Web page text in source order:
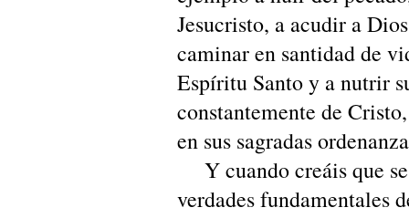
Jesucristo, a acudir a
caminar en santidad de
Espíritu Santo y a nutrir
constantemente de
en sus sagradas
Y cuando creáis que
verdades fundamentales